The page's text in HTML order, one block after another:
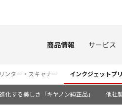
商品情報 サービス
ンター・スキャナー インクジェットプ
進化する美しさ「キヤノン純正品」 他社